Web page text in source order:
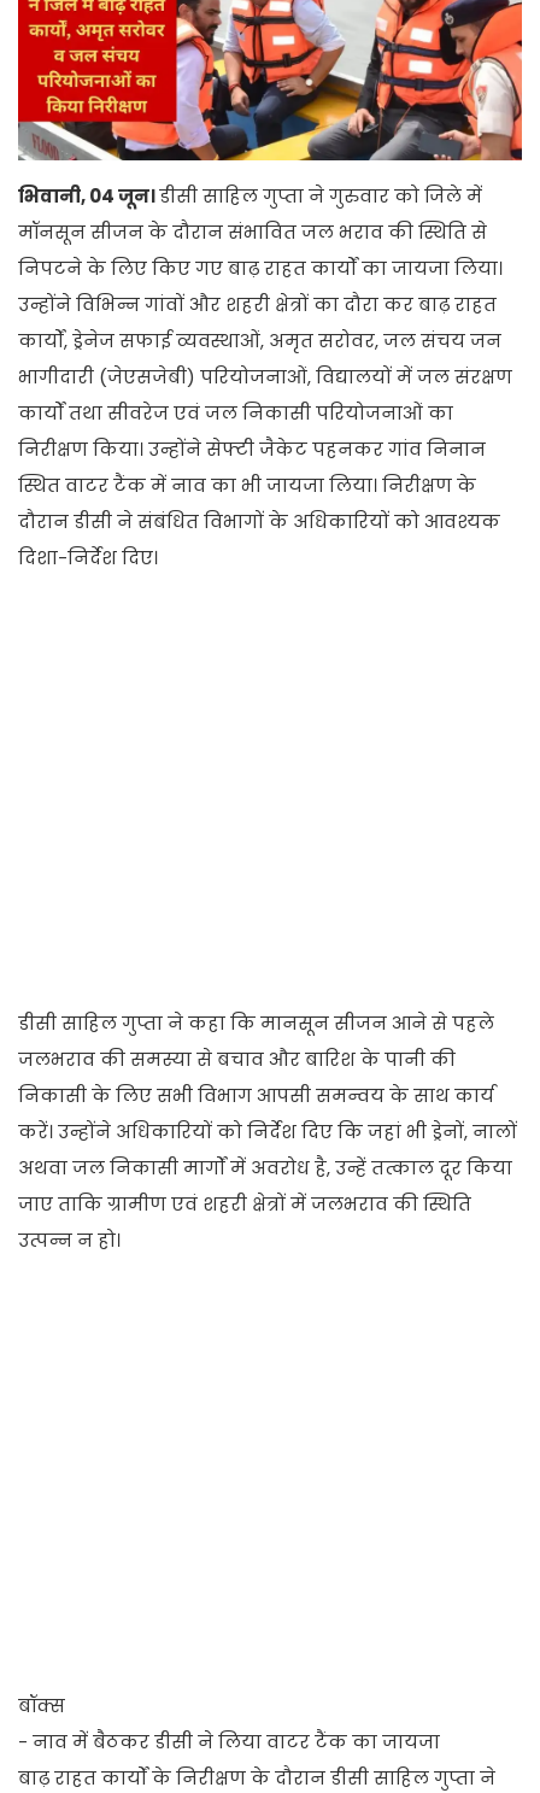
भिवानी, 04 जून।डीसी साहिल गुप्ता ने गुरुवार को जिले में
मॉनसून सीजन के दौरान संभावित जल भराव की स्थिति से
निपटने के लिए किए गए बाढ़ राहत कार्यों का जायजा लिया।
उन्होंने विभिन्न गांवों और शहरी क्षेत्रों का दौरा कर बाढ़ राहत
कार्यों, ड्रेनेज सफाई व्यवस्थाओं, अमृत सरोवर, जल संचय जन
भागीदारी (जेएसजेबी) परियोजनाओं, विद्यालयों में जल संरक्षण
कार्यों तथा सीवरेज एवं जल निकासी परियोजनाओं का
निरीक्षण किया। उन्होंने सेफ्टी जैकेट पहनकर गांव निनान
स्थित वाटर टैंक में नाव का भी जायजा लिया। निरीक्षण के
दौरान डीसी ने संबंधित विभागों के अधिकारियों को आवश्यक
दिशा-निर्देश दिए।
डीसी साहिल गुप्ता ने कहा कि मानसून सीजन आने से पहले
जलभराव की समस्या से बचाव और बारिश के पानी की
निकासी के लिए सभी विभाग आपसी समन्वय के साथ कार्य
करें। उन्होंने अधिकारियों को निर्देश दिए कि जहां भी ड्रेनों, नालों
अथवा जल निकासी मार्गों में अवरोध है, उन्हें तत्काल दूर किया
जाए ताकि ग्रामीण एवं शहरी क्षेत्रों में जलभराव की स्थिति
उत्पन्न न हो।
बॉक्स
- नाव में बैठकर डीसी ने लिया वाटर टैंक का जायजा
बाढ़ राहत कार्यों के निरीक्षण के दौरान डीसी साहिल गुप्ता ने